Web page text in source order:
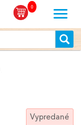
0
Vypredané